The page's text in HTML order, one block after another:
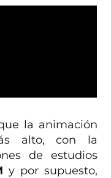
la animación
alto, con la
de estudios
y por supuesto,